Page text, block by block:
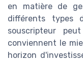
en matière de
différents types
souscripteur
conviennent le
horizon